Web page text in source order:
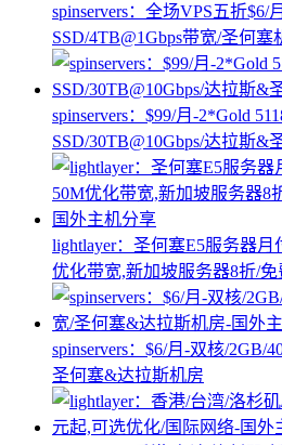
spinservers：全场VPS五折$6/
SSD/4TB@1Gbps带宽/圣何塞
spinservers：$99/月-2*Gold
SSD/30TB@10Gbps/达拉斯&
lightlayer：圣何塞E5服务器
优化带宽,新加坡服务器8折/
spinservers：$6/月-双核/2GB/
圣何塞&达拉斯机房